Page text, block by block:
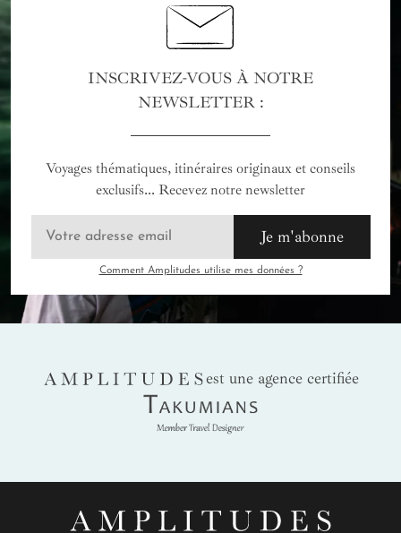
INSCRIVEZ-VOUS À NOTRE
NEWSLETTER :
Voyages thématiques, itinéraires originaux et conseils
exclusifs... Recevez notre newsletter
Je m'abonne
Comment Amplitudes utilise mes données ?
AMPLITUDES
est une agence certifiée
Takumians